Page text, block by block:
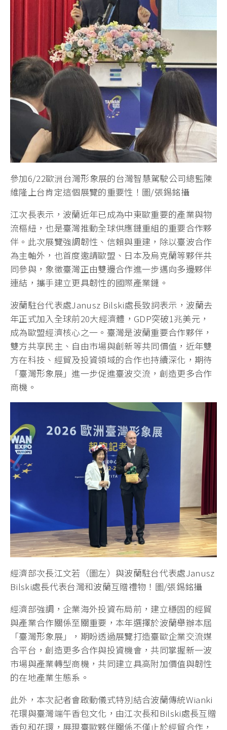
參加6/22歐洲台灣形象展的台灣智慧駕駛公司總監陳
維隆上台肯定這個展覽的重要性！圖/張錫銘攝
江次長表示，波蘭近年已成為中東歐重要的產業與物
流樞紐，也是臺灣推動全球供應鏈重組的重要合作夥
伴。此次展覽強調韌性、信賴與重建，除以臺波合作
為主軸外，也首度邀請歐盟、日本及烏克蘭等夥伴共
同參與，象徵臺灣正由雙邊合作進一步邁向多邊夥伴
連結，攜手建立更具韌性的國際產業鏈。
波蘭駐台代表處Janusz Bilski處長致詞表示，波蘭去
年正式加入全球前20大經濟體，GDP突破1兆美元，
成為歐盟經濟核心之一。臺灣是波蘭重要合作夥伴，
雙方共享民主、自由市場與創新等共同價值，近年雙
方在科技、經貿及投資領域的合作也持續深化，期待
「臺灣形象展」進一步促進臺波交流，創造更多合作
商機。
經濟部次長江文若（圖左）與波蘭駐台代表處Janusz
Bilski處長代表台灣和波蘭互贈禮物！圖/張錫銘攝
經濟部強調，企業海外投資布局前，建立穩固的經貿
與產業合作關係至關重要，本年選擇於波蘭舉辦本屆
「臺灣形象展」，期盼透過展覽打造臺歐企業交流媒
合平台，創造更多合作與投資機會，共同掌握新一波
市場與產業轉型商機，共同建立具高附加價值與韌性
的在地產業生態系。
此外，本次記者會啟動儀式特別結合波蘭傳統Wianki
花環與臺灣端午香包文化，由江次長和Bilski處長互贈
香包和花環，展現臺歐夥伴關係不僅止於經貿合作，